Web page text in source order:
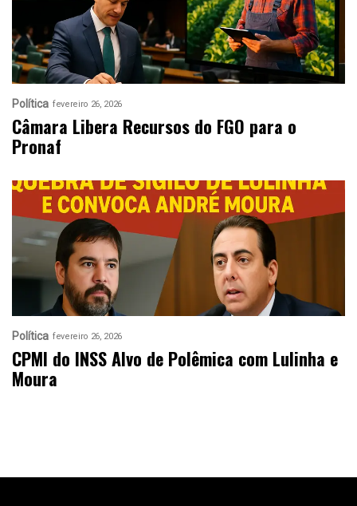
Política fevereiro 26, 2026
Câmara Libera Recursos do FGO para o
Pronaf
Política fevereiro 26, 2026
CPMI do INSS Alvo de Polêmica com Lulinha e
Moura